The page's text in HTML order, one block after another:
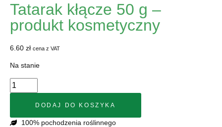
Tatarak kłącze 50 g –
produkt kosmetyczny
6.60 zł cena z VAT
Na stanie
DODAJ DO KOSZYKA
100% pochodzenia roślinnego